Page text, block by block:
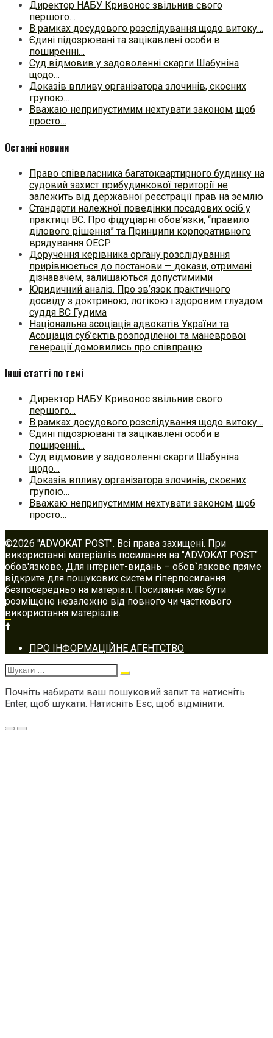
Директор НАБУ Кривонос звільнив свого
першого…
В рамках досудового розслідування щодо витоку…
Єдині підозрювані та зацікавлені особи в
поширенні…
Суд відмовив у задоволенні скарги Шабуніна
щодо…
Доказів впливу організатора злочинів, скоєних
групою…
Вважаю неприпустимим нехтувати законом, щоб
просто…
Останні новини
Право співвласника багатоквартирного будинку на
судовий захист прибудинкової території не
залежить від державної реєстрації прав на землю
Стандарти належної поведінки посадових осіб у
практиці ВC. Про фідуціарні обов’язки, “правило
ділового рішення” та Принципи корпоративного
врядування ОЕСР
Доручення керівника органу розслідування
прирівнюється до постанови — докази, отримані
дізнавачем, залишаються допустимими
Юридичний аналіз. Про зв’язок практичного
досвіду з доктриною, логікою і здоровим глуздом
суддя ВС Гудима
Національна асоціація адвокатів України та
Асоціація суб’єктів розподіленої та маневрової
генерації домовились про співпрацю
Інші статті по темі
Директор НАБУ Кривонос звільнив свого
першого…
В рамках досудового розслідування щодо витоку…
Єдині підозрювані та зацікавлені особи в
поширенні…
Суд відмовив у задоволенні скарги Шабуніна
щодо…
Доказів впливу організатора злочинів, скоєних
групою…
Вважаю неприпустимим нехтувати законом, щоб
просто…
©2026 "ADVOKAT POST". Всі права захищені. При
використанні матеріалів посилання на "ADVOKAT POST"
обов'язкове. Для інтернет-видань – обов`язкове пряме
відкрите для пошукових систем гіперпосилання
безпосередньо на матеріал. Посилання має бути
розміщене незалежно від повного чи часткового
використання матеріалів.
Footer
navigation
ПРО ІНФОРМАЦІЙНЕ АГЕНТСТВО
Шукати:
Почніть набирати ваш пошуковий запит та натисніть
Enter, щоб шукати. Натисніть Esc, щоб відмінити.
Меню